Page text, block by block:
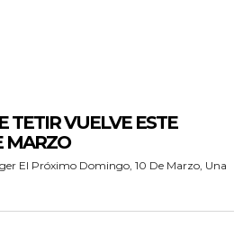
TETIR VUELVE ESTE
MARZO
El Próximo Domingo, 10 De Marzo, Una